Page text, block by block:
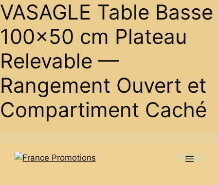
VASAGLE Table Basse
100×50 cm Plateau
Relevable —
Rangement Ouvert et
Compartiment Caché
content
Menu